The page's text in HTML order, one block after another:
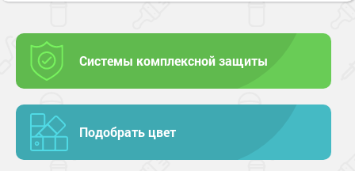
Системы комплексной защиты
Подобрать цвет